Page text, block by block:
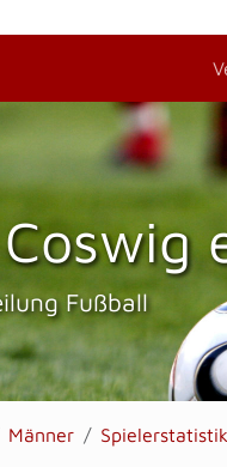
Fußball
Männer Spielerstatistik